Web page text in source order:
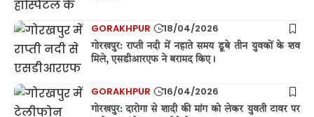
GORAKHPUR 18/04/2026
गोरखपुर: राप्ती नदी में नहाते समय डूबे तीन युवकों के शव
मिले, एसडीआरएफ ने बरामद किए।
GORAKHPUR 16/04/2026
गोरखपुर: दारोगा से शादी की मांग को लेकर युवती टावर पर